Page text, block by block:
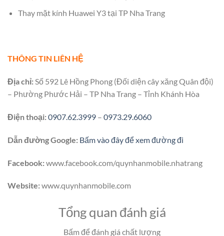
Thay mặt kính Huawei Y3 tại TP Nha Trang
THÔNG TIN LIÊN HỆ
Địa chỉ:Số 592 Lê Hồng Phong (Đối diện cây xăng Quân đội)
– Phường Phước Hải – TP Nha Trang – Tỉnh Khánh Hòa
Điện thoại:0907.62.3999 – 0973.29.6060
Dẫn đường Google: Bấm vào đây để xem đường đi
Facebook:www.facebook.com/quynhanmobile.nhatrang
Website:www.quynhanmobile.com
Tổng quan đánh giá
Bấm để đánh giá chất lượng